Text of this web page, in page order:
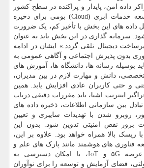
داده امن، پایدار و پراکنده در سطح کشور
است. همین طور توسعه خدمات ابری (Cloud) بومی برای ذخیره
داده های این بخش با تأخیر کم، یک ضرورت
سرمایه گذاری در این بخش باید به عنوان
دیجیتال تلقی گردد.» ایشان در ادامه
بدون پذیرش اجتماعی و آگاهی عمومی به
بوسیله رسانه ها، دانشگاه ها، آموزش های
دانش و مهارت لازم در بین مدیران،
و حتی کاربران عادی افزایش یابد. همین
اینترنت اشیا، باید مقررات دقیقی درباب
بین سازمانی اطلاعات، ذخیره داده های
روبرو شدن با تهدیدات سایبری و تعیین
بروز نقص امنیتی تدوین شود. بدون این
مقررات، توسعه IoT با ریسک بالا همراه خواهد بود. علاوه بر این،
فناوری های هوشمند مانند پارک های علم و
فناوری تخصصی در عرصه ۵G و IoT، با امکان دسترسی به
فضای آزمایش و توسعه را برای نوآوران